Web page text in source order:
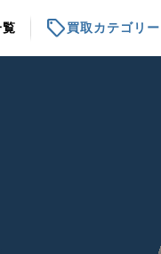
覧 sell買取カテゴリー